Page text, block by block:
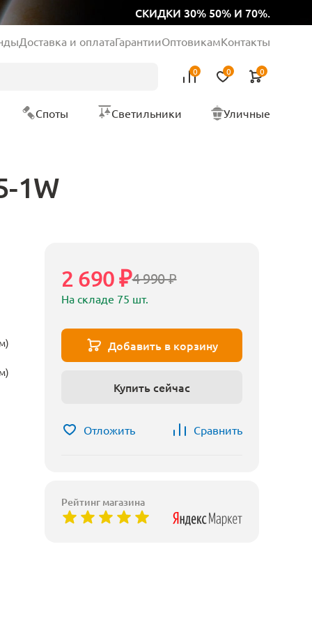
СКИДКИ 30% 50% И 70%.
Доставка и оплатаГарантииОптовикамКонтакты
0 0 0
Споты Светильники Уличные
1W
4 990 ₽
2 690 ₽
На складе 75 шт.
Добавить в корзину
Купить сейчас
Отложить Сравнить
Рейтинг магазина